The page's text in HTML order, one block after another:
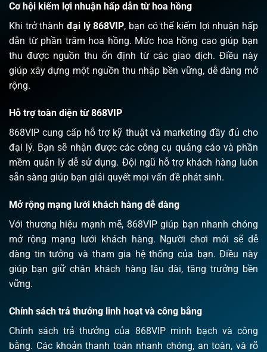
Cơ hội kiếm lợi nhuận hấp dẫn từ hoa hồng
Khi trở thành đại lý 868VIP, bạn có thể kiếm lợi nhuận hấp
dẫn từ phần trăm hoa hồng. Mức hoa hồng cao giúp bạn
thu được nguồn thu ổn định từ các giao dịch. Điều này
giúp xây dựng một nguồn thu nhập bền vững, dễ dàng mở
rộng.
Hỗ trợ toàn diện từ 868VIP
868VIP cung cấp hỗ trợ kỹ thuật và marketing đầy đủ cho
đại lý. Bạn sẽ nhận được các công cụ quảng cáo và phần
mềm quản lý dễ sử dụng. Đội ngũ hỗ trợ khách hàng luôn
sẵn sàng giúp bạn giải quyết mọi vấn đề phát sinh.
Mở rộng mạng lưới khách hàng dễ dàng
Với thương hiệu mạnh mẽ, 868VIP giúp bạn nhanh chóng
mở rộng mạng lưới khách hàng. Người chơi mới sẽ dễ
dàng tin tưởng và tham gia hệ thống của bạn. Điều này
giúp bạn giữ chân khách hàng lâu dài, tăng trưởng bền
vững.
Chính sách trả thưởng linh hoạt và công bằng
Chính sách trả thưởng của 868VIP minh bạch và công
bằng. Các khoản thanh toán nhanh chóng, an toàn, và rõ